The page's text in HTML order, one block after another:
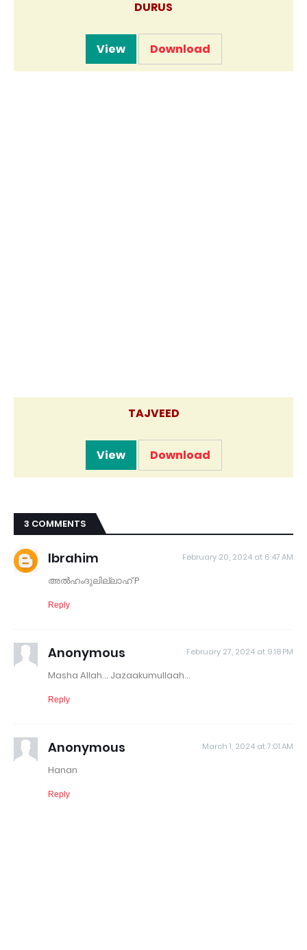
DURUS
View Download
TAJVEED
View Download
3 COMMENTS
Ibrahim February 20, 2024 at 6:47 AM
അൽഹംദുലില്ലാഹ് P
Reply
Anonymous February 27, 2024 at 9:18 PM
Masha Allah... Jazaakumullaah...
Reply
Anonymous March 1, 2024 at 7:01 AM
Hanan
Reply